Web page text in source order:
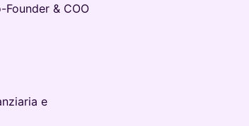
& COO
e